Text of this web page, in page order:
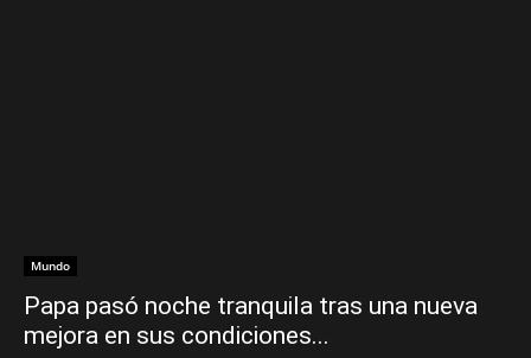
Mundo
Papa pasó noche tranquila tras una nueva
mejora en sus condiciones...